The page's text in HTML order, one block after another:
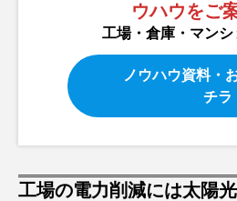
ウハウをご
工場・倉庫・マン
ノウハウ資料・
チラ
工場の電力削減には太陽